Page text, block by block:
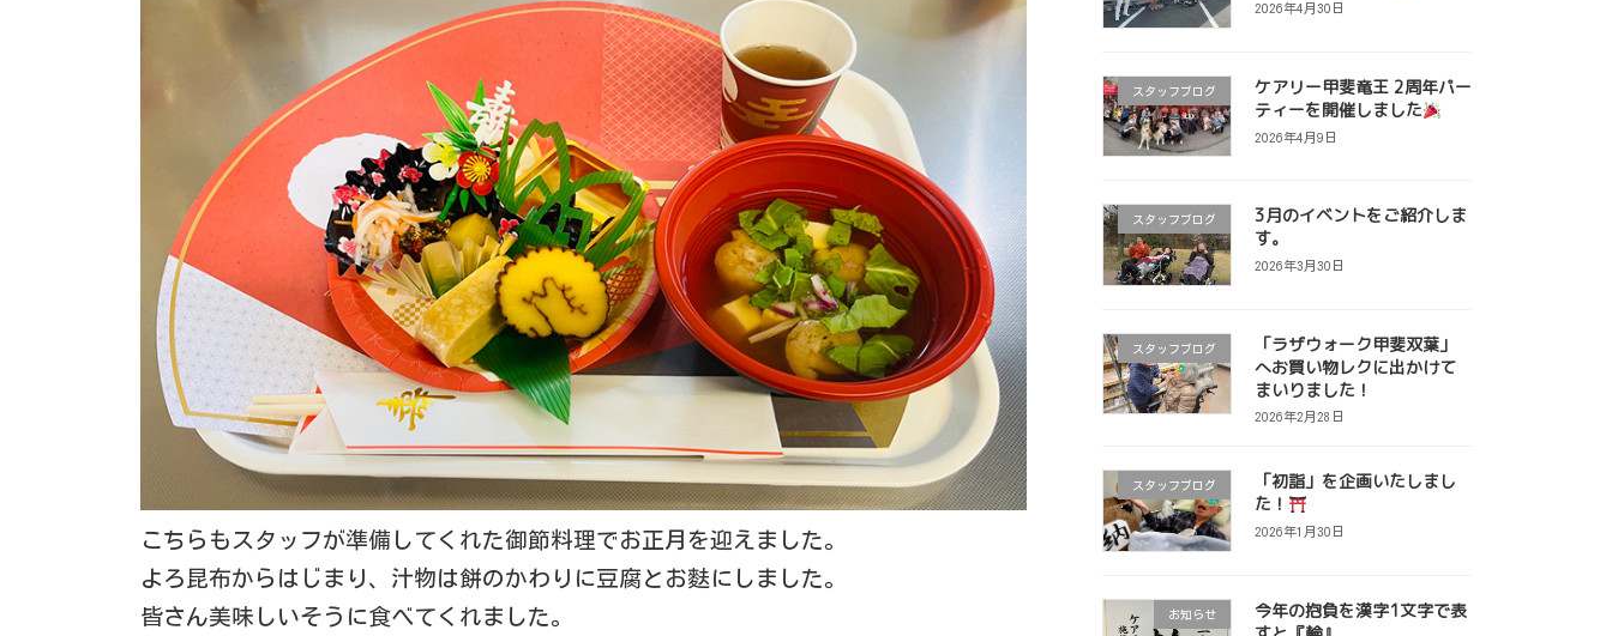
こちらもスタッフが準備してくれた御節料理でお正月を迎えました。
よろ昆布からはじまり、汁物は餅のかわりに豆腐とお麩にしました。
皆さん美味しいそうに食べてくれました。
2026年4月30日
スタッフブログ
ケアリー甲斐竜王 2周年パー
ティーを開催しました
2026年4月9日
スタッフブログ
3月のイベントをご紹介しま
す。
2026年3月30日
スタッフブログ
「ラザウォーク甲斐双葉」
へお買い物レクに出かけて
まいりました！
2026年2月28日
スタッフブログ
「初詣」を企画いたしまし
た！
2026年1月30日
お知らせ
今年の抱負を漢字1文字で表